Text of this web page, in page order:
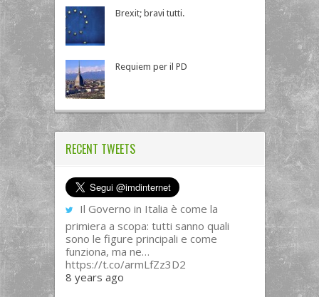
Brexit; bravi tutti.
Requiem per il PD
RECENT TWEETS
Il Governo in Italia è come la
primiera a scopa: tutti sanno quali
sono le figure principali e come
funziona, ma ne…
https://t.co/armLfZz3D2
8 years ago